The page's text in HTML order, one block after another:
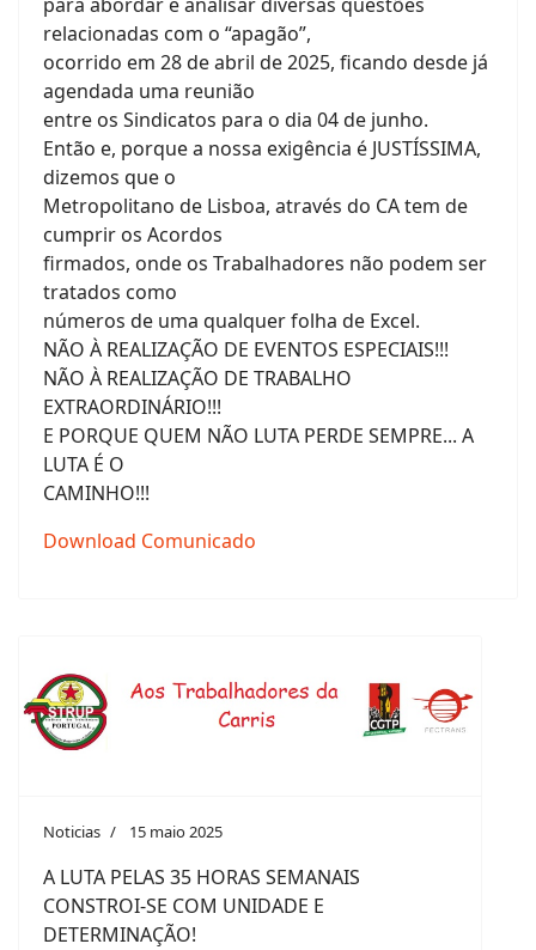
relacionadas com o “apagão”,
ocorrido em 28 de abril de 2025, ficando desde já
agendada uma reunião
entre os Sindicatos para o dia 04 de junho.
Então e, porque a nossa exigência é JUSTÍSSIMA,
dizemos que o
Metropolitano de Lisboa, através do CA tem de
cumprir os Acordos
firmados, onde os Trabalhadores não podem ser
tratados como
números de uma qualquer folha de Excel.
NÃO À REALIZAÇÃO DE EVENTOS ESPECIAIS!!!
NÃO À REALIZAÇÃO DE TRABALHO
EXTRAORDINÁRIO!!!
E PORQUE QUEM NÃO LUTA PERDE SEMPRE... A
LUTA É O
CAMINHO!!!
Download Comunicado
Noticias 15 maio 2025
A LUTA PELAS 35 HORAS SEMANAIS
CONSTROI-SE COM UNIDADE E
DETERMINAÇÃO!